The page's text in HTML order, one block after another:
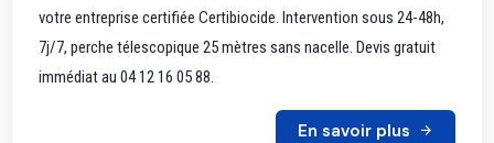
votre entreprise certifiée Certibiocide. Intervention sous 24-48h,
7j/7, perche télescopique 25 mètres sans nacelle. Devis gratuit
immédiat au 04 12 16 05 88.
En savoir plus